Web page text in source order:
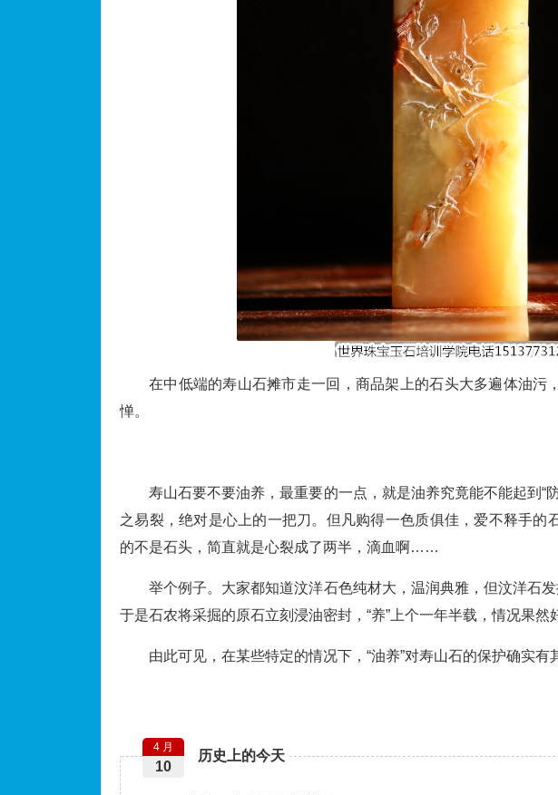
在中低端的寿山石摊市走一回，商品架上的石头大多遍体油污
惮。
寿山石要不要油养，最重要的一点，就是油养究竟能不能起到“
之易裂，绝对是心上的一把刀。但凡购得一色质俱佳，爱不释手的
的不是石头，简直就是心裂成了两半，滴血啊……
举个例子。大家都知道汶洋石色纯材大，温润典雅，但汶洋石发
于是石农将采掘的原石立刻浸油密封，“养”上个一年半载，情况果然
由此可见，在某些特定的情况下，“油养”对寿山石的保护确实有
历史上的今天
4 月
10